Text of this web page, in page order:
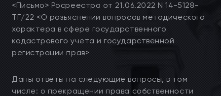
<Письмо> Росреестра от 21.06.2022 N 14-5128-
ТГ/22 <О разъяснении вопросов методического
характера в сфере государственного
кадастрового учета и государственной
регистрации прав>
Даны ответы на следующие вопросы, в том
числе: о прекращении права собственности